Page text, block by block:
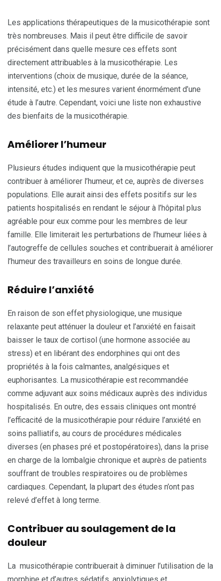
Les applications thérapeutiques de la musicothérapie sont
très nombreuses. Mais il peut être difficile de savoir
précisément dans quelle mesure ces effets sont
directement attribuables à la musicothérapie. Les
interventions (choix de musique, durée de la séance,
intensité, etc.) et les mesures varient énormément d’une
étude à l’autre. Cependant, voici une liste non exhaustive
des bienfaits de la musicothérapie.
Améliorer l’humeur
Plusieurs études indiquent que la musicothérapie peut
contribuer à améliorer l’humeur, et ce, auprès de diverses
populations. Elle aurait ainsi des effets positifs sur les
patients hospitalisés en rendant le séjour à l’hôpital plus
agréable pour eux comme pour les membres de leur
famille. Elle limiterait les perturbations de l’humeur liées à
l’autogreffe de cellules souches et contribuerait à améliorer
l’humeur des travailleurs en soins de longue durée.
Réduire l’anxiété
En raison de son effet physiologique, une musique
relaxante peut atténuer la douleur et l’anxiété en faisait
baisser le taux de cortisol (une hormone associée au
stress) et en libérant des endorphines qui ont des
propriétés à la fois calmantes, analgésiques et
euphorisantes. La musicothérapie est recommandée
comme adjuvant aux soins médicaux auprès des individus
hospitalisés. En outre, des essais cliniques ont montré
l’efficacité de la musicothérapie pour réduire l’anxiété en
soins palliatifs, au cours de procédures médicales
diverses (en phases pré et postopératoires), dans la prise
en charge de la lombalgie chronique et auprès de patients
souffrant de troubles respiratoires ou de problèmes
cardiaques. Cependant, la plupart des études n’ont pas
relevé d’effet à long terme.
Contribuer au soulagement de la
douleur
La musicothérapie contribuerait à diminuer l’utilisation de la